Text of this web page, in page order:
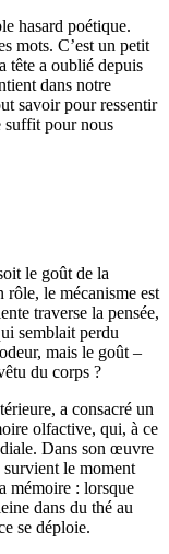
hasard poétique.
mots. C’est un petit
tête a oublié depuis
dans notre
savoir pour ressentir
suffit pour nous
le goût de la
le mécanisme est
traverse la pensée,
semblait perdu
mais le goût –
du corps ?
a consacré un
olfactive, qui, à ce
Dans son œuvre
survient le moment
mémoire : lorsque
dans du thé au
se déploie.